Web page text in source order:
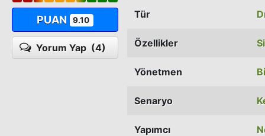
PUAN 9.10
Yorum Yap (4)
Tür
Özellikler
Yönetmen
Senaryo
Yapımcı